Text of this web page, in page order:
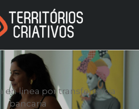
en linea por transferencia
bancaria